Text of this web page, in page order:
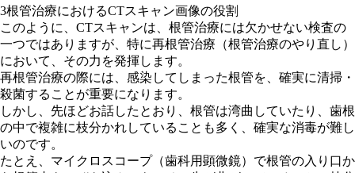
3根管治療におけるCTスキャン画像の役割
このように、CTスキャンは、根管治療には欠かせない検査の
一つではありますが、特に再根管治療（根管治療のやり直し）
において、その力を発揮します。
再根管治療の際には、感染してしまった根管を、確実に清掃・
殺菌することが重要になります。
しかし、先ほどお話したとおり、根管は湾曲していたり、歯根
の中で複雑に枝分かれしていることも多く、確実な消毒が難し
いのです。
たとえ、マイクロスコープ（歯科用顕微鏡）で根管の入り口か